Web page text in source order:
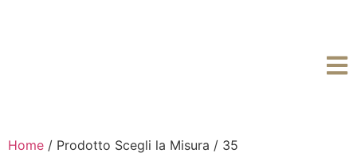
Home / Prodotto Scegli la Misura / 35